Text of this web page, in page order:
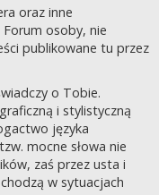
oraz inne
osoby, nie
publikowane tu przez
o Tobie.
i stylistyczną
języka
mocne słowa nie
zaś przez usta i
w sytuacjach